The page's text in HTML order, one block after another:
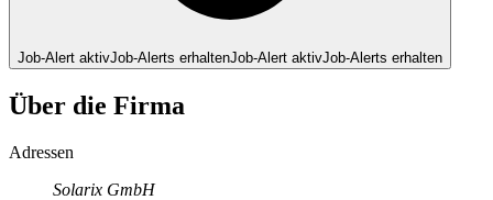
Job-Alert aktivJob-Alerts erhaltenJob-Alert aktivJob-Alerts erhalten
Über die Firma
Adressen
Solarix GmbH